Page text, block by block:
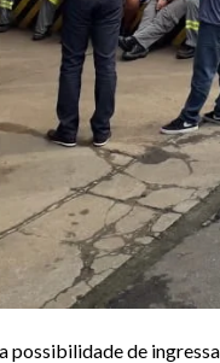
de